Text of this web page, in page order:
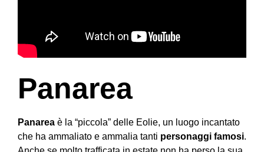
Panarea
Panarea è la “piccola” delle Eolie, un luogo incantato
che ha ammaliato e ammalia tanti personaggi famosi.